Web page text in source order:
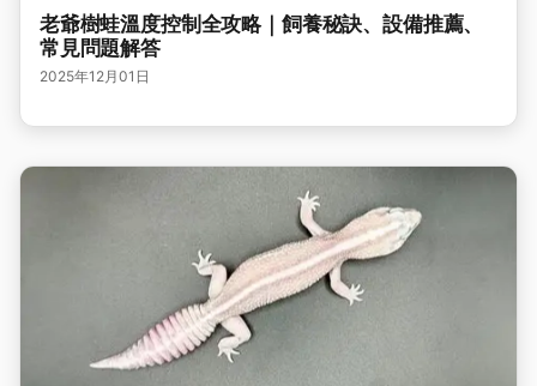
老爺樹蛙溫度控制全攻略｜飼養秘訣、設備推薦、
常見問題解答
2025年12月01日